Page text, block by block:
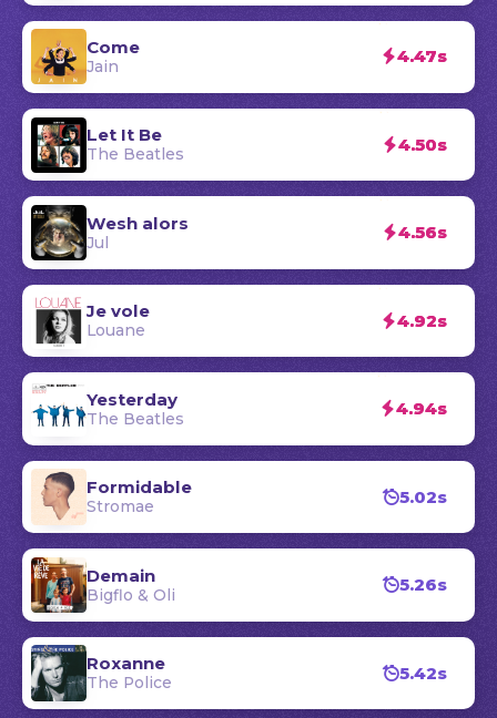
Come
Jain 4.47s
Let It Be
The Beatles 4.50s
Wesh alors
Jul 4.56s
Je vole
Louane 4.92s
Yesterday
The Beatles 4.94s
Formidable
Stromae 5.02s
Demain
Bigflo & Oli 5.26s
Roxanne
The Police 5.42s